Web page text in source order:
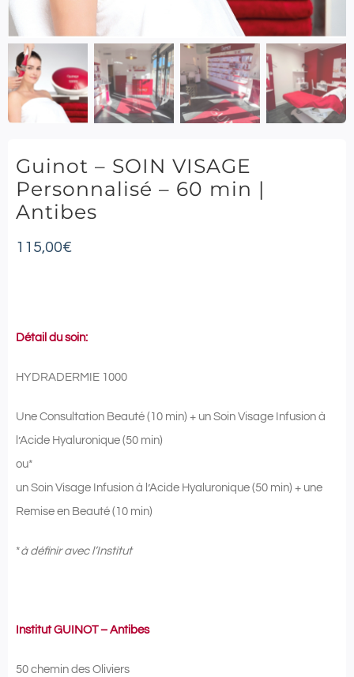
Guinot – SOIN VISAGE
Personnalisé – 60 min |
Antibes
115,00€
Détail du soin:
HYDRADERMIE 1000
Une Consultation Beauté (10 min) + un Soin Visage Infusion à
l’Acide Hyaluronique (50 min)
ou*
un Soin Visage Infusion à l’Acide Hyaluronique (50 min) + une
Remise en Beauté (10 min)
*à définir avec l’Institut
Institut GUINOT – Antibes
50 chemin des Oliviers